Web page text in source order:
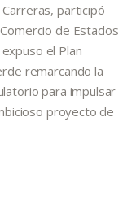
participó
de Estados
el Plan
remarcando la
para impulsar
proyecto de